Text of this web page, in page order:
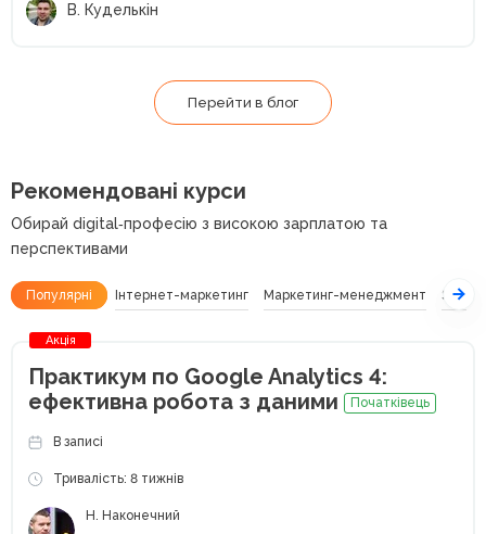
В. Куделькін
Перейти в блог
Рекомендовані курси
Обирай digital‑професію з високою зарплатою та
перспективами
Популярні Інтернет-маркетинг Маркетинг-менеджмент SEO
Акція
Практикум по Google Analytics 4:
ефективна робота з даними
Початківець
В записі
Тривалість: 8 тижнів
Н. Наконечний